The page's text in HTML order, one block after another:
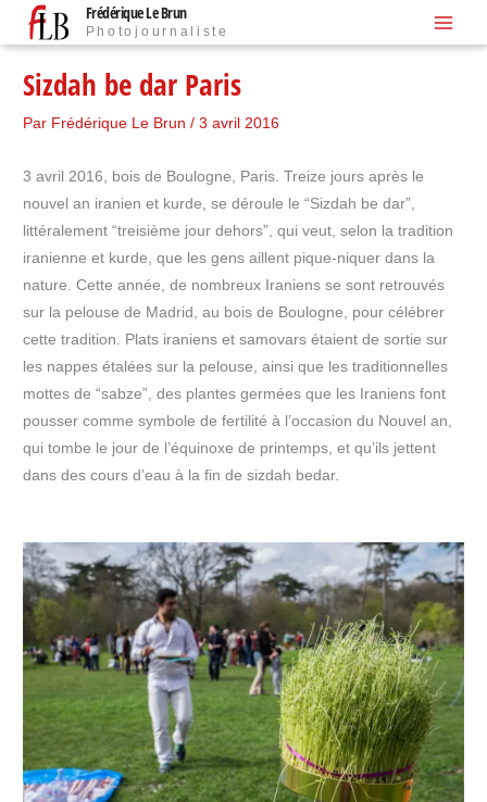
Frédérique Le Brun
Photojournaliste
Sizdah be dar Paris
Par Frédérique Le Brun/3 avril 2016
3 avril 2016, bois de Boulogne, Paris. Treize jours après le
nouvel an iranien et kurde, se déroule le “Sizdah be dar”,
littéralement “treisième jour dehors”, qui veut, selon la tradition
iranienne et kurde, que les gens aillent pique-niquer dans la
nature. Cette année, de nombreux Iraniens se sont retrouvés
sur la pelouse de Madrid, au bois de Boulogne, pour célébrer
cette tradition. Plats iraniens et samovars étaient de sortie sur
les nappes étalées sur la pelouse, ainsi que les traditionnelles
mottes de “sabze”, des plantes germées que les Iraniens font
pousser comme symbole de fertilité à l’occasion du Nouvel an,
qui tombe le jour de l’équinoxe de printemps, et qu’ils jettent
dans des cours d’eau à la fin de sizdah bedar.